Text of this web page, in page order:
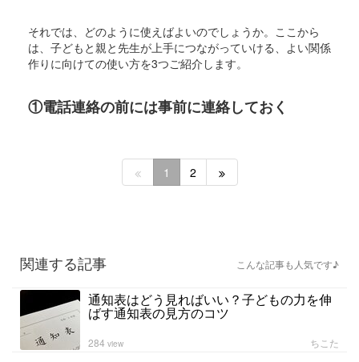
それでは、どのように使えばよいのでしょうか。ここから
は、子どもと親と先生が上手につながっていける、よい関係
作りに向けての使い方を3つご紹介します。
①電話連絡の前には事前に連絡しておく
1 2
関連する記事 こんな記事も人気です♪
通知表はどう見ればいい？子どもの力を伸
ばす通知表の見方のコツ
ちこた
284 view